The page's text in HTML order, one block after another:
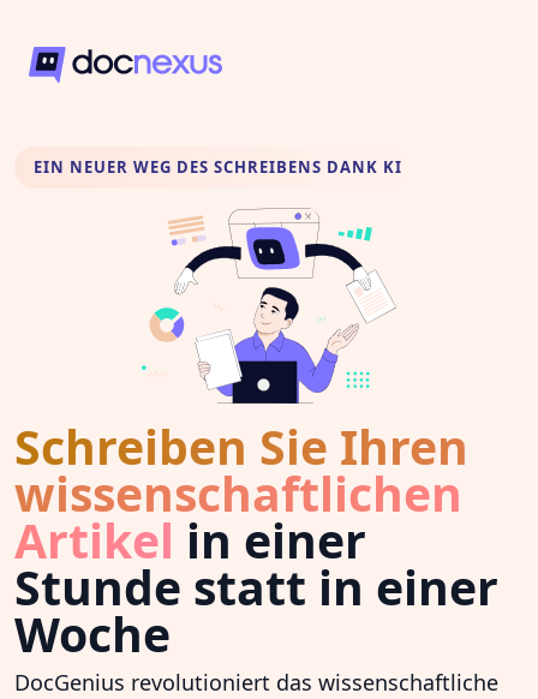
EIN NEUER WEG DES SCHREIBENS DANK KI
Schreiben Sie Ihren
wissenschaftlichen
Artikel in einer
Stunde statt in einer
Woche
DocGenius revolutioniert das wissenschaftliche